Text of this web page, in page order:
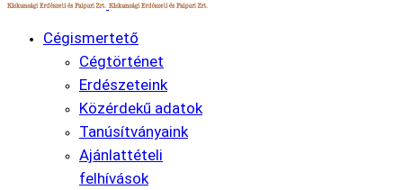
Cégismertető
Cégtörténet
Erdészeteink
Közérdekű adatok
Tanúsítványaink
Ajánlattételi
felhívások